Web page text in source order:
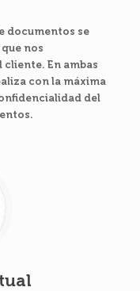
documentos se
nos
En ambas
con la máxima
del